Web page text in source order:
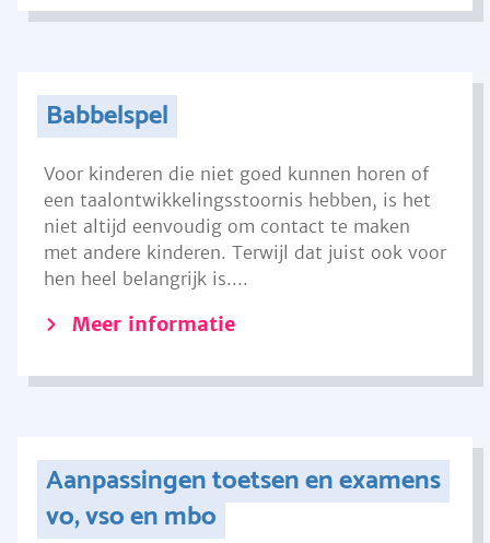
Babbelspel
Voor kinderen die niet goed kunnen horen of
een taalontwikkelingsstoornis hebben, is het
niet altijd eenvoudig om contact te maken
met andere kinderen. Terwijl dat juist ook voor
hen heel belangrijk is....
Meer informatie
Aanpassingen toetsen en examens
vo, vso en mbo